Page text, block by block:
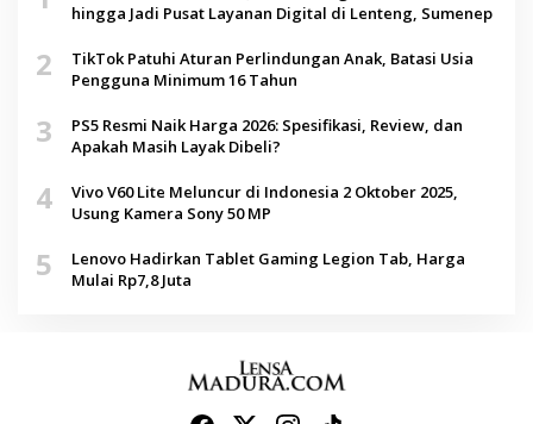
hingga Jadi Pusat Layanan Digital di Lenteng, Sumenep
2
TikTok Patuhi Aturan Perlindungan Anak, Batasi Usia
Pengguna Minimum 16 Tahun
3
PS5 Resmi Naik Harga 2026: Spesifikasi, Review, dan
Apakah Masih Layak Dibeli?
4
Vivo V60 Lite Meluncur di Indonesia 2 Oktober 2025,
Usung Kamera Sony 50 MP
5
Lenovo Hadirkan Tablet Gaming Legion Tab, Harga
Mulai Rp7,8 Juta